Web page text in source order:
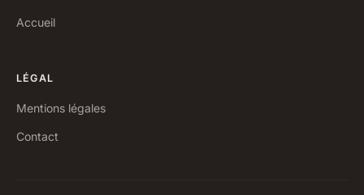
Accueil
LÉGAL
Mentions légales
Contact